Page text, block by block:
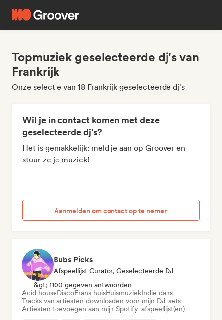
Topmuziek geselecteerde dj's van
Frankrijk
Onze selectie van 18 Frankrijk geselecteerde dj's
Wil je in contact komen met deze
geselecteerde dj's?
Het is gemakkelijk: meld je aan op Groover en
stuur ze je muziek!
Aanmelden om contact op te nemen
Bubs Picks
Afspeellijst Curator, Geselecteerde DJ
&gt; 1100 gegeven antwoorden
Acid houseDiscoFrans huisHuismuziekIndie dans
Tracks van artiesten downloaden voor mijn DJ-sets
Artiesten toevoegen aan mijn Spotify-afspeellijst(en)